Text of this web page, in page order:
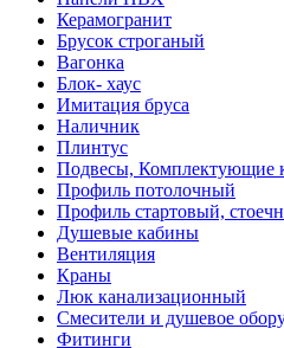
Керамогранит
Брусок строганый
Вагонка
Блок- хаус
Имитация бруса
Наличник
Плинтус
Подвесы, Комплектующие
Профиль потолочный
Профиль стартовый,
Душевые кабины
Вентиляция
Краны
Люк канализационный
Смесители и душевое
Фитинги